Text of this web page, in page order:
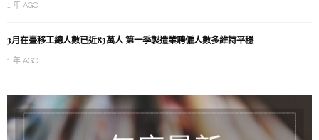
1 年 AGO
3月在臺移工總人數已近83萬人 第一季製造業聘僱人數多維持平穩
1 年 AGO